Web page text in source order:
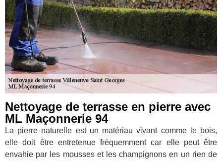
Nettoyage de terrasse en pierre avec
ML Maçonnerie 94
La pierre naturelle est un matériau vivant comme le bois,
elle doit être entretenue fréquemment car elle peut être
envahie par les mousses et les champignons en un rien de